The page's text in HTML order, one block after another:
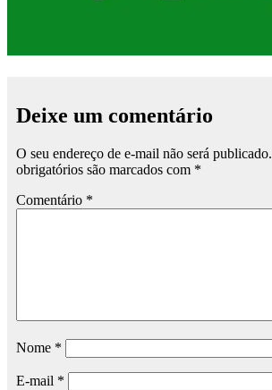
Deixe um comentário
O seu endereço de e-mail não será publicado.
obrigatórios são marcados com *
Comentário *
Nome *
E-mail *